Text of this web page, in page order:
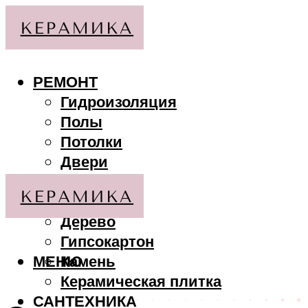
РЕМОНТ
Гидроизоляция
Полы
Потолки
Двери
МАТЕРИАЛЫ
Дерево
Гипсокартон
Камень
Керамическая плитка
САНТЕХНИКА
МЕНЮ